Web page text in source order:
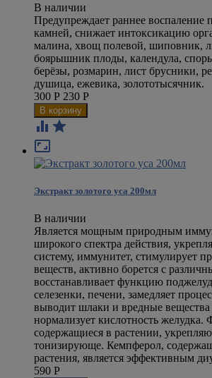
В наличии
Предупреждает раннее воспаление
камней, снижает интоксикацию
малина, хвощ полевой, шиповник,
боярышник плоды, календула,
берёзы, розмарин, лист брусники,
душица, ежевика, золототысячник.
300 Р 230 Р
 

Экстракт золотого уса 200мл
В наличии
Является мощным природным
широкого спектра действия,
систему, иммунитет, стимулирует
веществ, активно борется с
восстанавливает функцию
селезенки, печени, замедляет
выводит шлаки и вредные вещества
нормализует кислотность желудка.
содержащиеся в растении,
тонизирующе. Кемпферол,
растения, является эффективным
590 Р